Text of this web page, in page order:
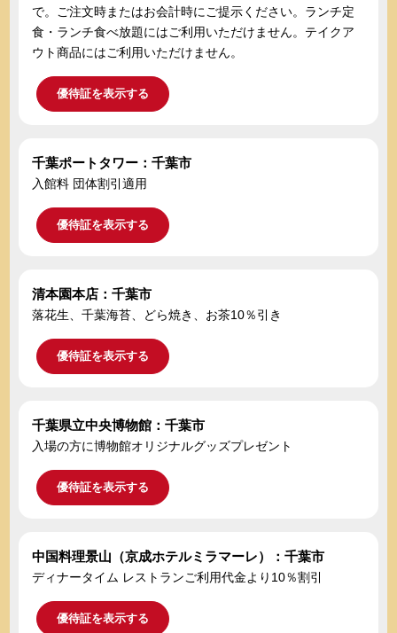
で。ご注文時またはお会計時にご提示ください。ランチ定
食・ランチ食べ放題にはご利用いただけません。テイクア
ウト商品にはご利用いただけません。
優待証を表示する
千葉ポートタワー：千葉市
入館料 団体割引適用
優待証を表示する
清本園本店：千葉市
落花生、千葉海苔、どら焼き、お茶10％引き
優待証を表示する
千葉県立中央博物館：千葉市
入場の方に博物館オリジナルグッズプレゼント
優待証を表示する
中国料理景山（京成ホテルミラマーレ）：千葉市
ディナータイム レストランご利用代金より10％割引
優待証を表示する